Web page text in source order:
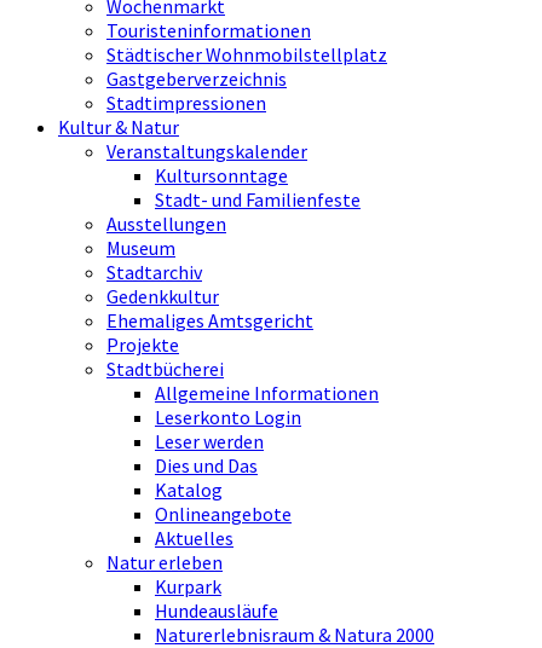
Wochenmarkt
Touristeninformationen
Städtischer Wohnmobilstellplatz
Gastgeberverzeichnis
Stadtimpressionen
Kultur & Natur
Veranstaltungskalender
Kultursonntage
Stadt- und Familienfeste
Ausstellungen
Museum
Stadtarchiv
Gedenkkultur
Ehemaliges Amtsgericht
Projekte
Stadtbücherei
Allgemeine Informationen
Leserkonto Login
Leser werden
Dies und Das
Katalog
Onlineangebote
Aktuelles
Natur erleben
Kurpark
Hundeausläufe
Naturerlebnisraum & Natura 2000